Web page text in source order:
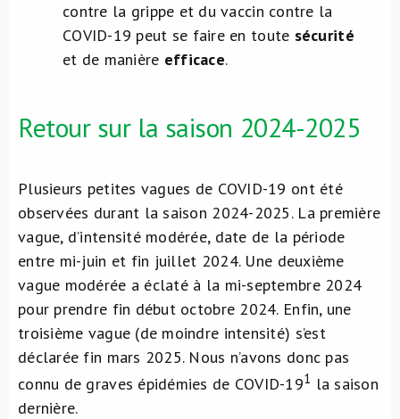
contre la grippe et du vaccin contre la
COVID-19 peut se faire en toute sécurité
et de manière efficace.
Retour sur la saison 2024-2025
Plusieurs petites vagues de COVID-19 ont été
observées durant la saison 2024-2025. La première
vague, d’intensité modérée, date de la période
entre mi-juin et fin juillet 2024. Une deuxième
vague modérée a éclaté à la mi-septembre 2024
pour prendre fin début octobre 2024. Enfin, une
troisième vague (de moindre intensité) s’est
déclarée fin mars 2025. Nous n’avons donc pas
connu de graves épidémies de COVID-191 la saison
dernière.